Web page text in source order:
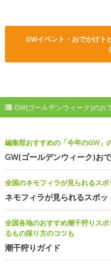
GWイベント・おでかけト
GW(ゴールデンウィーク)のお
編集部おすすめの「今年のGW」
GW(ゴールデンウィーク)お
全国のネモフィラが見られるス
ネモフィラが見られるスポッ
全国各地のおすすめ潮干狩りス
るもの採り方のコツも
潮干狩りガイド